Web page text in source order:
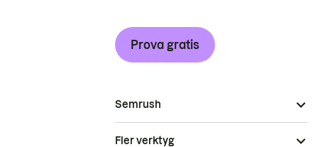
Prova gratis
Semrush
Fler verktyg